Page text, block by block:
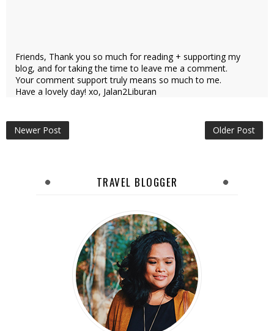
Friends, Thank you so much for reading + supporting my
blog, and for taking the time to leave me a comment.
Your comment support truly means so much to me.
Have a lovely day! xo, Jalan2Liburan
Newer Post Older Post
TRAVEL BLOGGER